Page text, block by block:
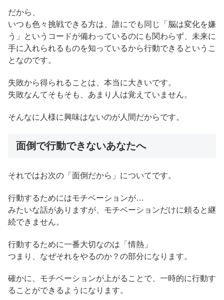
だから、
いつも色々挑戦できる方は、誰にでも同じ「脳は変化を嫌
う」というコードが備わっているのにも関わらず、未来に
手に入れられるものを知っているから行動できるというこ
となのです。
失敗から得られることは、本当に大きいです。
失敗なんてそもそも、あまり人は覚えていません。
そんなに人様に興味はないのが人間だからです。
面倒で行動できないあなたへ
それではお次の「面倒だから」についてです。
行動するためにはモチベーションが…
みたいな話がありますが、モチベーションだけに頼ると継
続できません。
行動するために一番大切なのは「情熱」
つまり、なぜそれをやるのか？の部分になります。
確かに、モチベーションが上がることで、一時的に行動す
ることができるようになります。